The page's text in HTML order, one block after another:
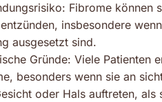
Fibrome können
insbesondere
ausgesetzt sind.
Gründe: Viele Patienten
besonders wenn sie an
oder Hals auftreten, als